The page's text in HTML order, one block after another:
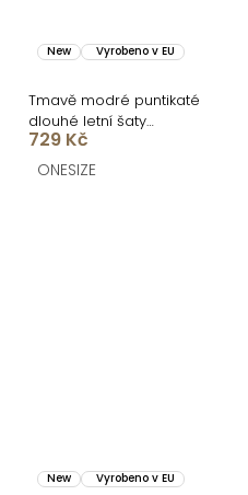
New Vyrobeno v EU
Tmavě modré puntikaté
dlouhé letní šaty
UNIKRON s rozparkem
729 Kč
ONESIZE
New Vyrobeno v EU